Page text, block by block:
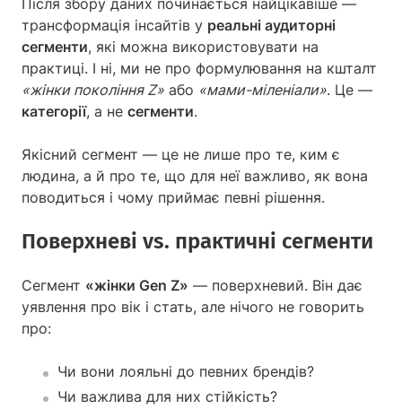
Після збору даних починається найцікавіше —
трансформація інсайтів у реальні аудиторні
сегменти, які можна використовувати на
практиці. І ні, ми не про формулювання на кшталт
«жінки покоління Z» або «мами-міленіали». Це —
категорії, а не сегменти.
Якісний сегмент — це не лише про те, ким є
людина, а й про те, що для неї важливо, як вона
поводиться і чому приймає певні рішення.
Поверхневі vs. практичні сегменти
Сегмент «жінки Gen Z» — поверхневий. Він дає
уявлення про вік і стать, але нічого не говорить
про:
Чи вони лояльні до певних брендів?
Чи важлива для них стійкість?